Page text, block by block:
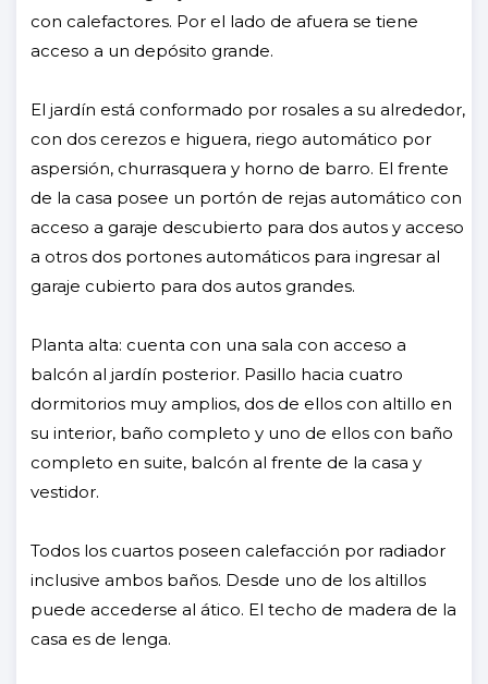
con calefactores. Por el lado de afuera se tiene
acceso a un depósito grande.
El jardín está conformado por rosales a su alrededor,
con dos cerezos e higuera, riego automático por
aspersión, churrasquera y horno de barro. El frente
de la casa posee un portón de rejas automático con
acceso a garaje descubierto para dos autos y acceso
a otros dos portones automáticos para ingresar al
garaje cubierto para dos autos grandes.
Planta alta: cuenta con una sala con acceso a
balcón al jardín posterior. Pasillo hacia cuatro
dormitorios muy amplios, dos de ellos con altillo en
su interior, baño completo y uno de ellos con baño
completo en suite, balcón al frente de la casa y
vestidor.
Todos los cuartos poseen calefacción por radiador
inclusive ambos baños. Desde uno de los altillos
puede accederse al ático. El techo de madera de la
casa es de lenga.